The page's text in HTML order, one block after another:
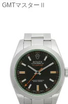
GMTマスターⅡ